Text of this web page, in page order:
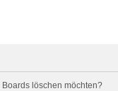
löschen möchten?